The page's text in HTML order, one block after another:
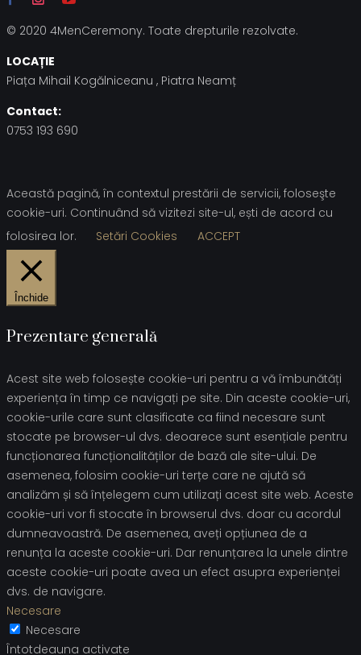
© 2020 4MenCeremony. Toate drepturile rezolvate.
LOCAȚIE
Piața Mihail Kogălniceanu , Piatra Neamț
Contact:
0753 193 690
Această pagină, în contextul prestării de servicii, foloseşte
cookie-uri. Continuând să vizitezi site-ul, ești de acord cu
folosirea lor.
Setări Cookies ACCEPT
Închide
Prezentare generală
Acest site web folosește cookie-uri pentru a vă îmbunătăți
experiența în timp ce navigați pe site. Din aceste cookie-uri,
cookie-urile care sunt clasificate ca fiind necesare sunt
stocate pe browser-ul dvs. deoarece sunt esențiale pentru
funcționarea funcționalităților de bază ale site-ului. De
asemenea, folosim cookie-uri terțe care ne ajută să
analizăm și să înțelegem cum utilizați acest site web. Aceste
cookie-uri vor fi stocate în browserul dvs. doar cu acordul
dumneavoastră. De asemenea, aveți opțiunea de a
renunța la aceste cookie-uri. Dar renunțarea la unele dintre
aceste cookie-uri poate avea un efect asupra experienței
dvs. de navigare.
Necesare
Necesare
Întotdeauna activate